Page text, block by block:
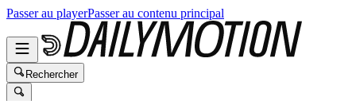
Passer au playerPasser au contenu principal
Rechercher